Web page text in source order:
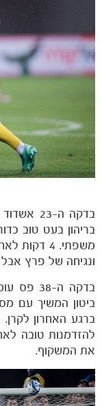
משחקים
ותוצאות
בריהון בעט טוב
משפתי. 4
ונגיחה של פרץ
בדקה
ביטון המשיך עם
להזדמנות טובה
את המשקוף.